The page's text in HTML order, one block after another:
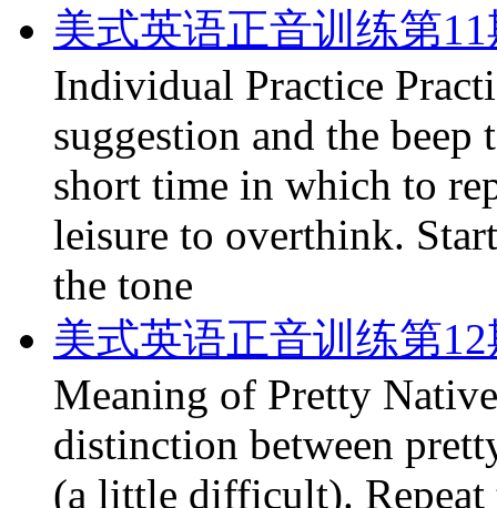
美式英语正音训练第
Individual Practice
suggestion and the
short time in which to
leisure to overthink.
the tone
美式英语正音训练第
Meaning of Pretty
distinction between
(a little difficult). Repeat